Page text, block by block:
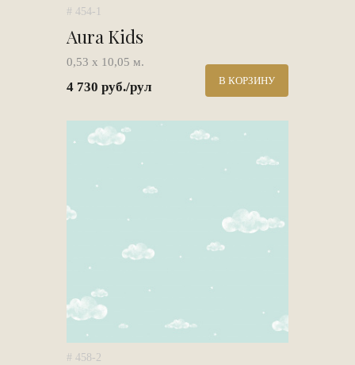
# 454-1
Aura Kids
0,53 х 10,05 м.
4 730 руб./рул В КОРЗИНУ
# 458-2